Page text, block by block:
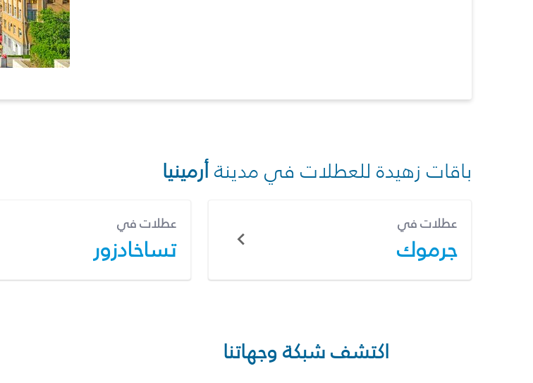
باقات زهيدة للعطلات في مدينةأرمينيا
عطلات في
جرموك
عطلات في
تساخادزور
اكتشف شبكة وجهاتنا